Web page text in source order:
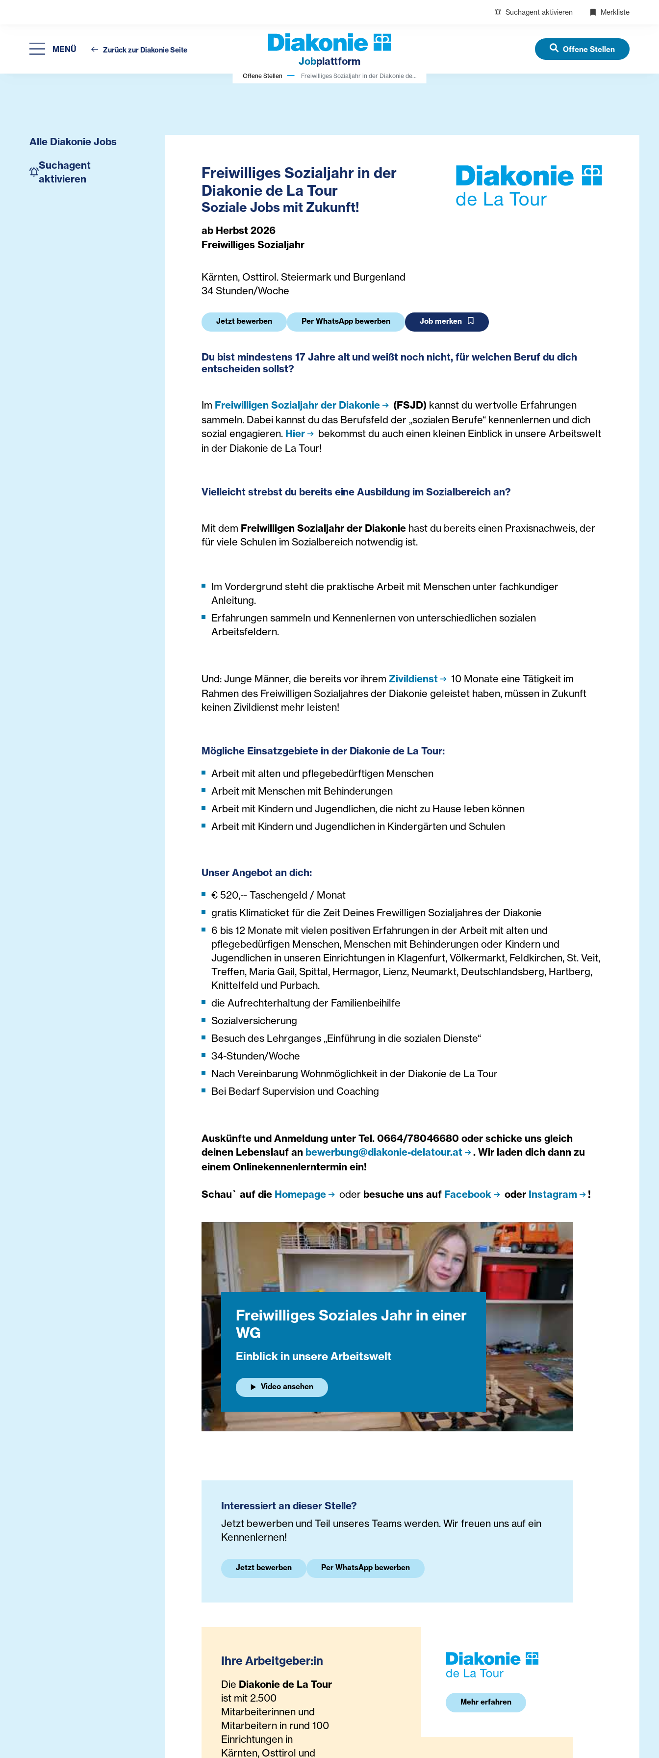
Suchagent aktivieren Merkliste
MENÜ Zurück zur Diakonie Seite
Jobplattform
Offene Stellen
Offene Stellen Freiwilliges Sozialjahr in der Diakonie de...
Alle Diakonie Jobs
Suchagent
aktivieren
Freiwilliges Sozialjahr in der
Diakonie de La Tour
Soziale Jobs mit Zukunft!
ab Herbst 2026
Freiwilliges Sozialjahr
Kärnten, Osttirol. Steiermark und Burgenland
34 Stunden/Woche
Jetzt bewerben Per WhatsApp bewerben Job merken
Du bist mindestens 17 Jahre alt und weißt noch nicht, für welchen Beruf du dich
entscheiden sollst?
Im Freiwilligen Sozialjahr der Diakonie (FSJD) kannst du wertvolle Erfahrungen
sammeln. Dabei kannst du das Berufsfeld der „sozialen Berufe“ kennenlernen und dich
sozial engagieren. Hier
bekommst du auch einen kleinen Einblick in unsere Arbeitswelt
in der Diakonie de La Tour!
Vielleicht strebst du bereits eine Ausbildung im Sozialbereich an?
Mit dem Freiwilligen Sozialjahr der Diakonie hast du bereits einen Praxisnachweis, der
für viele Schulen im Sozialbereich notwendig ist.
Im Vordergrund steht die praktische Arbeit mit Menschen unter fachkundiger
Anleitung.
Erfahrungen sammeln und Kennenlernen von unterschiedlichen sozialen
Arbeitsfeldern.
Und: Junge Männer, die bereits vor ihrem Zivildienst
10 Monate eine Tätigkeit im
Rahmen des Freiwilligen Sozialjahres der Diakonie geleistet haben, müssen in Zukunft
keinen Zivildienst mehr leisten!
Mögliche Einsatzgebiete in der Diakonie de La Tour:
Arbeit mit alten und pflegebedürftigen Menschen
Arbeit mit Menschen mit Behinderungen
Arbeit mit Kindern und Jugendlichen, die nicht zu Hause leben können
Arbeit mit Kindern und Jugendlichen in Kindergärten und Schulen
Unser Angebot an dich:
€ 520,-- Taschengeld / Monat
gratis Klimaticket für die Zeit Deines Frewilligen Sozialjahres der Diakonie
6 bis 12 Monate mit vielen positiven Erfahrungen in der Arbeit mit alten und
pflegebedürfigen Menschen, Menschen mit Behinderungen oder Kindern und
Jugendlichen in unseren Einrichtungen in Klagenfurt, Völkermarkt, Feldkirchen, St. Veit,
Treffen, Maria Gail, Spittal, Hermagor, Lienz, Neumarkt, Deutschlandsberg, Hartberg,
Knittelfeld und Purbach.
die Aufrechterhaltung der Familienbeihilfe
Sozialversicherung
Besuch des Lehrganges „Einführung in die sozialen Dienste“
34-Stunden/Woche
Nach Vereinbarung Wohnmöglichkeit in der Diakonie de La Tour
Bei Bedarf Supervision und Coaching
Auskünfte und Anmeldung unter Tel. 0664/78046680 oder schicke uns gleich
deinen Lebenslauf an bewerbung@diakonie-delatour.at
. Wir laden dich dann zu
einem Onlinekennenlerntermin ein!
Schau` auf die Homepage oder besuche uns auf Facebook oder Instagram !
Freiwilliges Soziales Jahr in einer
WG
Einblick in unsere Arbeitswelt
Video ansehen
Interessiert an dieser Stelle?
Jetzt bewerben und Teil unseres Teams werden. Wir freuen uns auf ein
Kennenlernen!
Jetzt bewerben Per WhatsApp bewerben
Ihre Arbeitgeber:in
Die Diakonie de La Tour
ist mit 2.500
Mitarbeiterinnen und
Mitarbeitern in rund 100
Einrichtungen in
Kärnten, Osttirol und
Mehr erfahren